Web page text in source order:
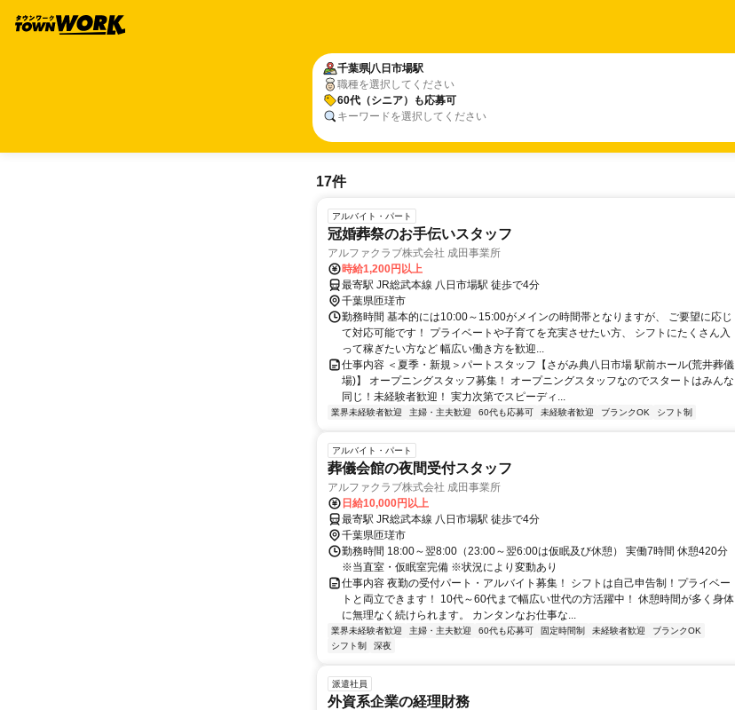
千葉県八日市場駅
職種を選択してください
60代（シニア）も応募可
キーワードを選択してください
17件
アルバイト・パート
冠婚葬祭のお手伝いスタッフ
アルファクラブ株式会社 成田事業所
時給1,200円以上
最寄駅 JR総武本線 八日市場駅 徒歩で4分
千葉県匝瑳市
勤務時間 基本的には10:00～15:00がメインの時間帯となりますが、 ご要望に応じ
て対応可能です！ プライベートや子育てを充実させたい方、 シフトにたくさん入
って稼ぎたい方など 幅広い働き方を歓迎...
仕事内容 ＜夏季・新規＞パートスタッフ【さがみ典八日市場 駅前ホール(荒井葬儀
場)】 オープニングスタッフ募集！ オープニングスタッフなのでスタートはみんな
同じ！未経験者歓迎！ 実力次第でスピーディ...
業界未経験者歓迎 主婦・主夫歓迎 60代も応募可 未経験者歓迎 ブランクOK シフト制
アルバイト・パート
葬儀会館の夜間受付スタッフ
アルファクラブ株式会社 成田事業所
日給10,000円以上
最寄駅 JR総武本線 八日市場駅 徒歩で4分
千葉県匝瑳市
勤務時間 18:00～翌8:00（23:00～翌6:00は仮眠及び休憩） 実働7時間 休憩420分
※当直室・仮眠室完備 ※状況により変動あり
仕事内容 夜勤の受付パート・アルバイト募集！ シフトは自己申告制！プライベー
トと両立できます！ 10代～60代まで幅広い世代の方活躍中！ 休憩時間が多く身体
に無理なく続けられます。 カンタンなお仕事な...
業界未経験者歓迎 主婦・主夫歓迎 60代も応募可 固定時間制 未経験者歓迎
ブランクOK
シフト制
深夜
派遣社員
外資系企業の経理財務